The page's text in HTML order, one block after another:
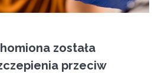
została
przeciw